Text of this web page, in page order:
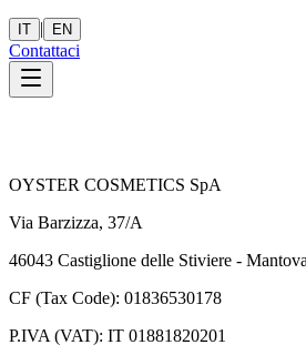
IT | EN
Contattaci
OYSTER COSMETICS SpA
Via Barzizza, 37/A
46043 Castiglione delle Stiviere -
CF (Tax Code): 01836530178
P.IVA (VAT): IT 01881820201